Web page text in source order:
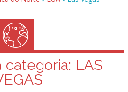
categoria: LAS